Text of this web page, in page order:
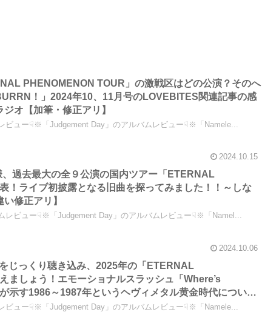
PHENOMENON TOUR」の激戦区はどの公演？そのへ
！」2024年10、11月号のLOVEBITES関連記事の感
オ【加筆・修正アリ】
ュー☟※「Judgement Day」のアルバムレビュー☟※「Namele...
2024.10.15
過去最大の全９公演の国内ツアー「ETERNAL
！ライブ初披露となる旧曲を探ってみました！！～しな
修正アリ】
レビュー☟※「Judgement Day」のアルバムレビュー☟※「Namel...
2024.10.06
っくり聴き込み、2025年の「ETERNAL
ましょう！エモーショナルスラッシュ「Where’s
示す1986～1987年というヘヴィメタル黄金時代について
【LOVEBITES ライブ感想】
ュー☟※「Judgement Day」のアルバムレビュー☟※「Namele...